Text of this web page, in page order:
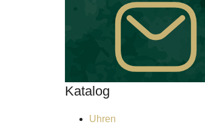
Katalog
Uhren